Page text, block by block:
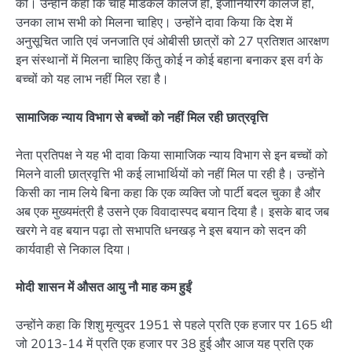
की। उन्होंने कहा कि चाहे मेडिकल कॉलेज हो, इंजीनियरिंग कॉलेज हो,
उनका लाभ सभी को मिलना चाहिए। उन्होंने दावा किया कि देश में
अनुसूचित जाति एवं जनजाति एवं ओबीसी छात्रों को 27 प्रतिशत आरक्षण
इन संस्थानों में मिलना चाहिए किंतु कोई न कोई बहाना बनाकर इस वर्ग के
बच्चों को यह लाभ नहीं मिल रहा है।
सामाजिक न्याय विभाग से बच्चों को नहीं मिल रही छात्रवृत्ति
नेता प्रतिपक्ष ने यह भी दावा किया सामाजिक न्याय विभाग से इन बच्चों को
मिलने वाली छात्रवृत्ति भी कई लाभार्थियों को नहीं मिल पा रही है। उन्होंने
किसी का नाम लिये बिना कहा कि एक व्यक्ति जो पार्टी बदल चुका है और
अब एक मुख्यमंत्री है उसने एक विवादास्पद बयान दिया है। इसके बाद जब
खरगे ने वह बयान पढ़ा तो सभापति धनखड़ ने इस बयान को सदन की
कार्यवाही से निकाल दिया।
मोदी शासन में औसत आयु नौ माह कम हुईं
उन्होंने कहा कि शिशु मृत्युदर 1951 से पहले प्रति एक हजार पर 165 थी
जो 2013-14 में प्रति एक हजार पर 38 हुई और आज यह प्रति एक